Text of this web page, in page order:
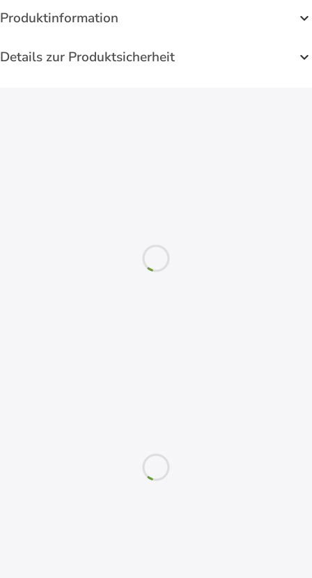
Produktinformation
Details zur Produktsicherheit